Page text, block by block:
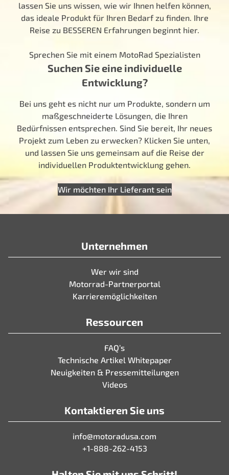
lassen Sie uns wissen, wie wir Ihnen helfen können,
das ideale Produkt für Ihren Bedarf zu finden. Ihre
Reise zu BESSEREN Erfahrungen beginnt hier.
Sprechen Sie mit einem MotoRad Spezialisten
Suchen Sie eine individuelle
Entwicklung?
Bei uns geht es nicht nur um Produkte, sondern um
maßgeschneiderte Lösungen, die Ihren
Bedürfnissen entsprechen. Sind Sie bereit, Ihr neues
Projekt zum Leben zu erwecken? Klicken Sie unten,
und lassen Sie uns gemeinsam auf die Reise der
individuellen Produktentwicklung gehen.
Wir möchten Ihr Lieferant sein
Unternehmen
Wer wir sind
Motorrad-Partnerportal
Karrieremöglichkeiten
Ressourcen
FAQ’s
Technische Artikel Whitepaper
Neuigkeiten & Pressemitteilungen
Videos
Kontaktieren Sie uns
info@motoradusa.com
+1-888-262-4153